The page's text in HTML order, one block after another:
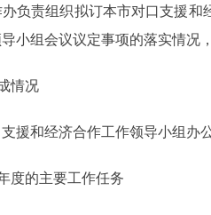
服务
责组织拟订本市对口支援和
小组会议议定事项的落实情况
情况
和经济合作工作领导小组办公
的主要工作任务